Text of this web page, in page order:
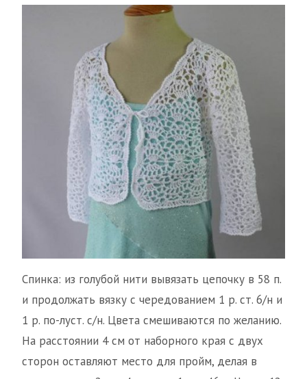
Спинка: из голубой нити вывязать цепочку в 58 п.
и продолжать вязку с чередованием 1 р. ст. 6/н и
1 р. по-луст. с/н. Цвета смешиваются по желанию.
На расстоянии 4 см от наборного края с двух
сторон оставляют место для пройм, делая в